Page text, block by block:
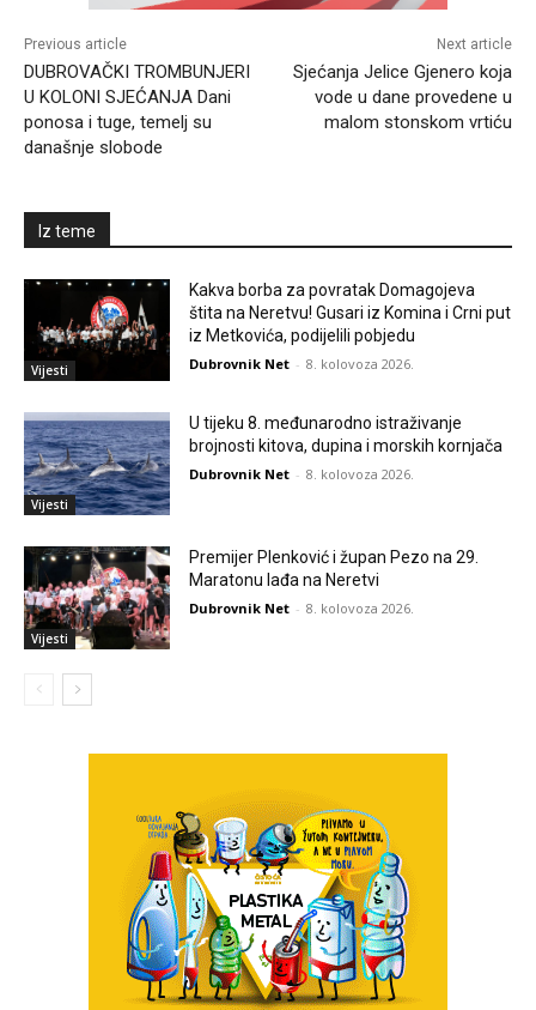
Previous article
DUBROVAČKI TROMBUNJERI
U KOLONI SJEĆANJA Dani
ponosa i tuge, temelj su
današnje slobode
Next article
Sjećanja Jelice Gjenero koja
vode u dane provedene u
malom stonskom vrtiću
Iz teme
Vijesti
Kakva borba za povratak Domagojeva
štita na Neretvu! Gusari iz Komina i Crni put
iz Metkovića, podijelili pobjedu
Dubrovnik Net - 8. kolovoza 2026.
Vijesti
U tijeku 8. međunarodno istraživanje
brojnosti kitova, dupina i morskih kornjača
Dubrovnik Net - 8. kolovoza 2026.
Vijesti
Premijer Plenković i župan Pezo na 29.
Maratonu lađa na Neretvi
Dubrovnik Net - 8. kolovoza 2026.